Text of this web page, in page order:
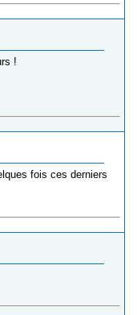
!
fois ces derniers